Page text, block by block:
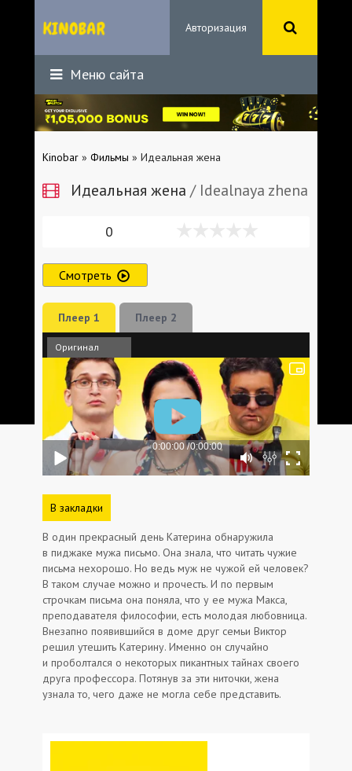
Авторизация
Меню сайта
Kinobar » Фильмы » Идеальная жена
Идеальная жена / Idealnaya zhena
0
Смотреть
Плеер 1 Плеер 2
Оригинал
В закладки
В один прекрасный день Катерина обнаружила
в пиджаке мужа письмо. Она знала, что читать чужие
письма нехорошо. Но ведь муж не чужой ей человек?
В таком случае можно и прочесть. И по первым
строчкам письма она поняла, что у ее мужа Макса,
преподавателя философии, есть молодая любовница.
Внезапно появившийся в доме друг семьи Виктор
решил утешить Катерину. Именно он случайно
и проболтался о некоторых пикантных тайнах своего
друга профессора. Потянув за эти ниточки, жена
узнала то, чего даже не могла себе представить.